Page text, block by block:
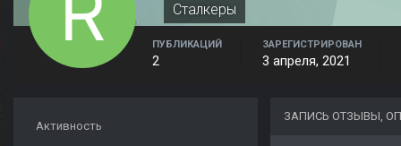
Сталкеры
ПУБЛИКАЦИЙ
2
ЗАРЕГИСТРИРОВАН
3 апреля, 2021
Активность
ЗАПИСЬ ОТЗЫВЫ,